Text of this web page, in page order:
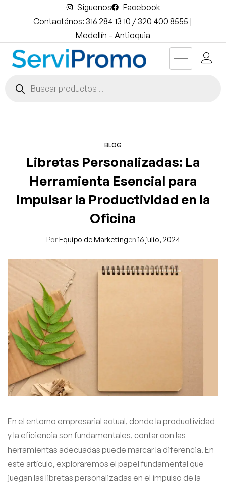
Siguenos
Facebook
Contactános: 316 284 13 10 / 320 400 8555 |
Medellín – Antioquia
BLOG
Libretas Personalizadas: La
Herramienta Esencial para
Impulsar la Productividad en la
Oficina
PorEquipo de Marketingen16 julio, 2024
En el entorno empresarial actual, donde la productividad
y la eficiencia son fundamentales, contar con las
herramientas adecuadas puede marcar la diferencia. En
este artículo, exploraremos el papel fundamental que
juegan las libretas personalizadas en el impulso de la